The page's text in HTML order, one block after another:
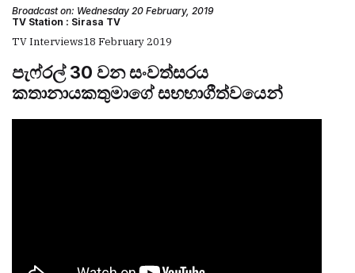
Broadcast on: Wednesday 20 February, 2019
TV Station : Sirasa TV
TV Interviews18 February 2019
පැෆ්රල් 30 වන සංවත්සරය
කතානායකතුමාගේ සභභාගීත්වයෙන්